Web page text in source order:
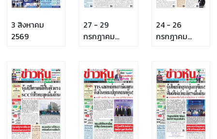
3 สิงหาคม
2569
27 - 29
กรกฎาคม
24 - 26
กรกฎาคม